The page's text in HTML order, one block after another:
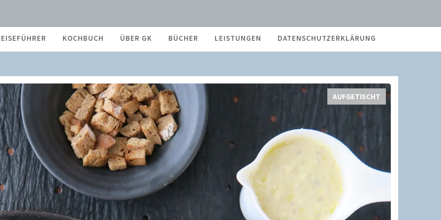
KOCHBUCH ÜBER GK BÜCHER LEISTUNGEN DATENSCHUTZERKLÄRUNG
DRESSING
AUFGETISCHT